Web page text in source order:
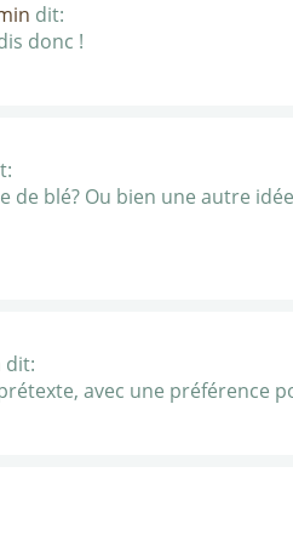
dit:
donc !
de blé? Ou bien une autre
dit:
avec une préférence